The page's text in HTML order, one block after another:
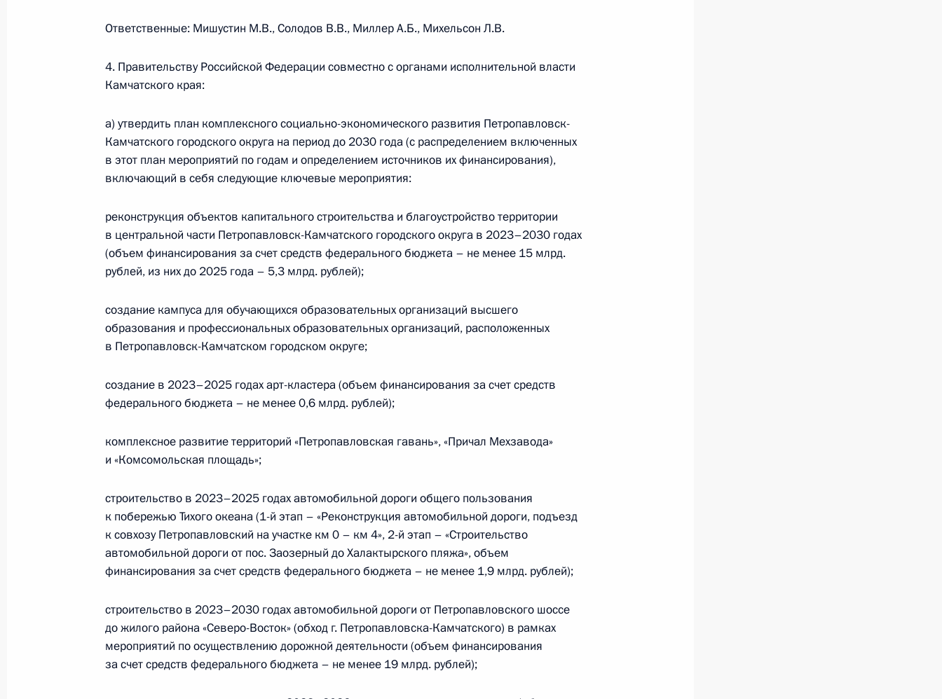
Солодовым
Соболезнования в связи с крушением самолёта Ан-26
в Камчатском крае
Подписан закон, направленный на совершенствование
8 декабря 2020 года, 12:30
Рабочая встреча с врио губернатора Камчатского края
Владимиром Солодовым
обязанности губернатора Камчатского края
3 апреля 2020 года, 11:30
деятельности судов Камчатского края
19 февраля 2018 года, 16:40
Ответственные: Мишустин М.В., Солодов В.В., Миллер А.Б., Михельсон Л.В.
4. Правительству Российской Федерации совместно с органами исполнительной власти
Камчатского края:
а) утвердить план комплексного социально-экономического развития Петропавловск-
Камчатского городского округа на период до 2030 года (с распределением включенных
в этот план мероприятий по годам и определением источников их финансирования),
включающий в себя следующие ключевые мероприятия:
реконструкция объектов капитального строительства и благоустройство территории
в центральной части Петропавловск-Камчатского городского округа в 2023–2030 годах
(объем финансирования за счет средств федерального бюджета – не менее 15 млрд.
рублей, из них до 2025 года – 5,3 млрд. рублей);
создание кампуса для обучающихся образовательных организаций высшего
образования и профессиональных образовательных организаций, расположенных
в Петропавловск-Камчатском городском округе;
создание в 2023–2025 годах арт-кластера (объем финансирования за счет средств
федерального бюджета – не менее 0,6 млрд. рублей);
комплексное развитие территорий «Петропавловская гавань», «Причал Мехзавода»
и «Комсомольская площадь»;
строительство в 2023–2025 годах автомобильной дороги общего пользования
к побережью Тихого океана (1-й этап – «Реконструкция автомобильной дороги, подъезд
к совхозу Петропавловский на участке км 0 – км 4», 2-й этап – «Строительство
автомобильной дороги от пос. Заозерный до Халактырского пляжа», объем
финансирования за счет средств федерального бюджета – не менее 1,9 млрд. рублей);
строительство в 2023–2030 годах автомобильной дороги от Петропавловского шоссе
до жилого района «Северо-Восток» (обход г. Петропавловска-Камчатского) в рамках
мероприятий по осуществлению дорожной деятельности (объем финансирования
за счет средств федерального бюджета – не менее 19 млрд. рублей);